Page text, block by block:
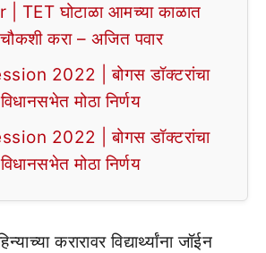
TET घोटाळा आमच्या काळात
करा – अजित पवार
2022 | बोगस डॉक्टरांचा
मोठा निर्णय
2022 | बोगस डॉक्टरांचा
मोठा निर्णय
करारावर विद्यार्थ्यांना जॉईन